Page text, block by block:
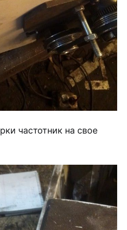
частотник на свое